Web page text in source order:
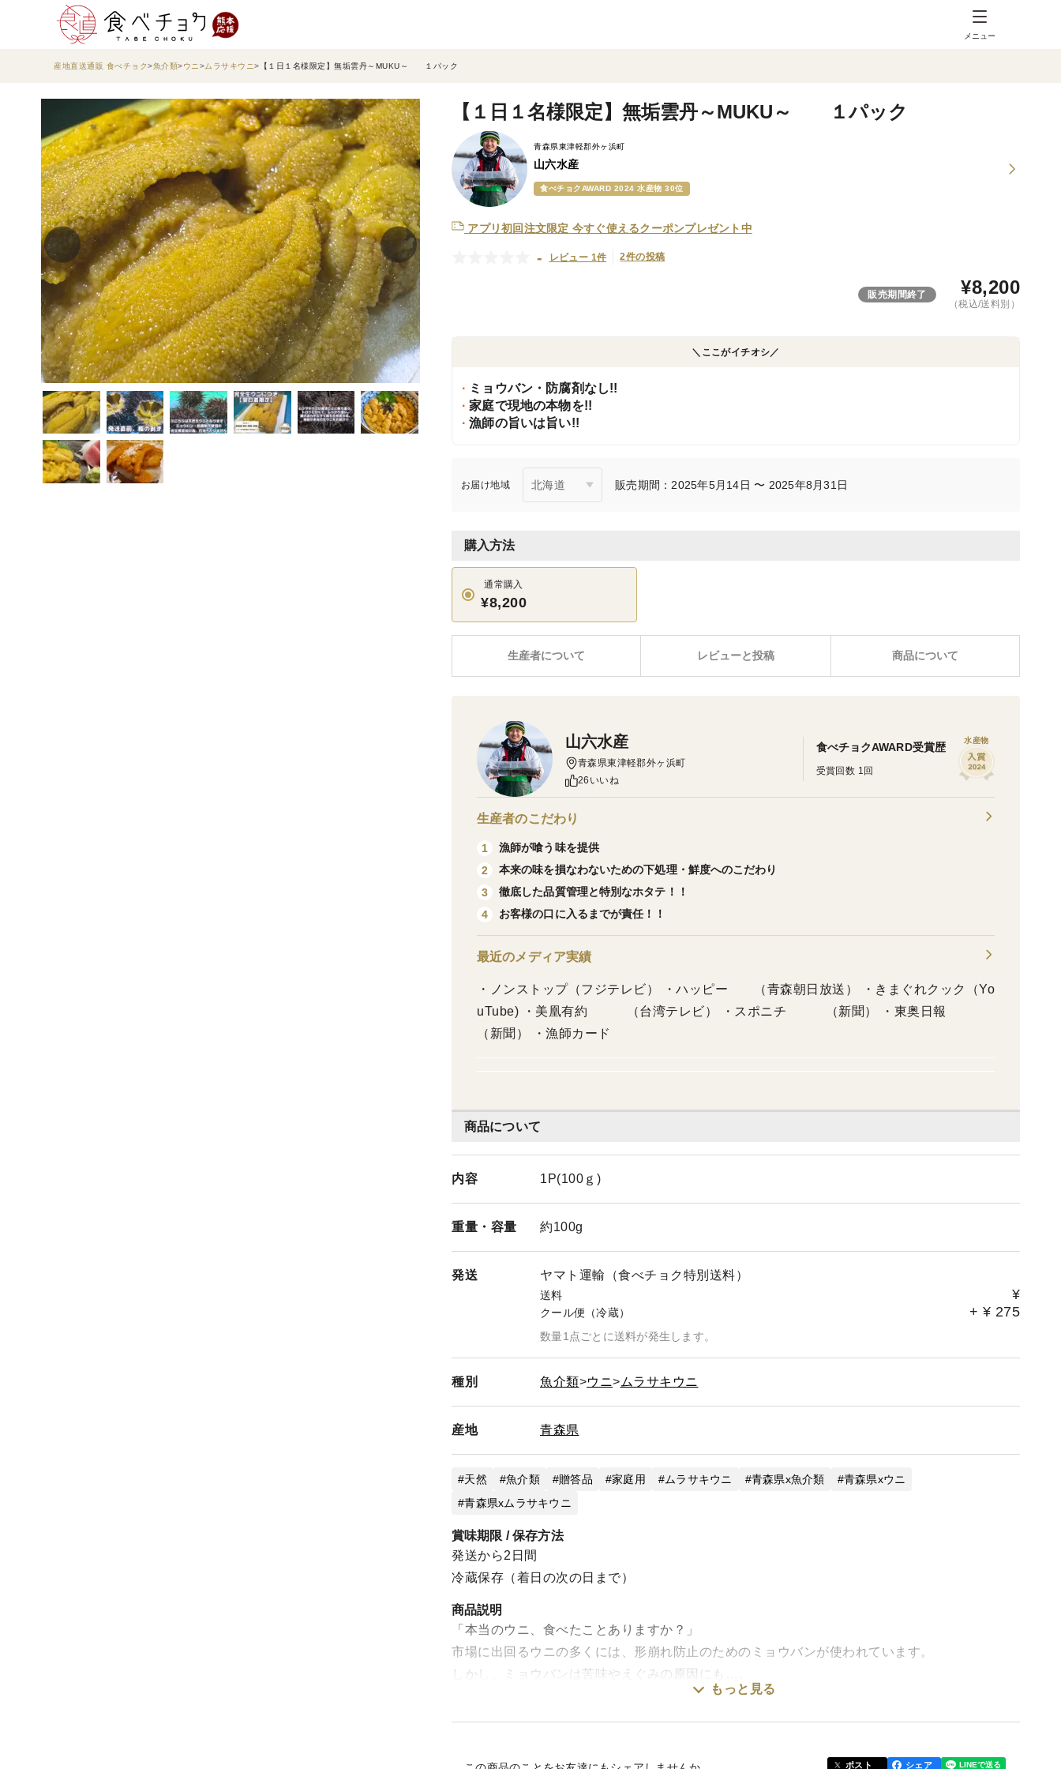
メニュー
産地直送通販 食べチョク 魚介類 ウニ ムラサキウニ 【１日１名様限定】無垢雲丹～MUKU～ １パック
【１日１名様限定】無垢雲丹～MUKU～ １パック
青森県東津軽郡外ヶ浜町
山六水産
食べチョクAWARD 2024 水産物 30位
アプリ初回注文限定 今すぐ使えるクーポンプレゼント中
- レビュー 1件 2件の投稿
販売期間終了 ¥8,200
（税込/送料別）
＼ここがイチオシ／
ミョウバン・防腐剤なし!!
家庭で現地の本物を!!
漁師の旨いは旨い!!
お届け地域 販売期間：2025年5月14日 〜 2025年8月31日
購入方法
通常購入
¥8,200
レビューと投稿 商品について
生産者について
商品について
内容 1P(100ｇ)
重量・ 容量 約100g
発送 ヤマト運輸（食べチョク特別送料）
送料 ¥
クール便（冷蔵） + ¥ 275
数量1点ごとに送料が発生します。
種別 魚介類 ウニ ムラサキウニ
産地 青森県
天然 魚介類 贈答品 家庭用 ムラサキウニ 青森県x魚介類
青森県xウニ
青森県xムラサキウニ
賞味期限 / 保存方法
発送から2日間
冷蔵保存（着日の次の日まで）
商品説明
「本当のウニ、食べたことありますか？」
市場に出回るウニの多くには、形崩れ防止のためのミョウバンが使われています。
しかし、ミョウバンは苦味やえぐみの原因にも…。
私たちが届けるのは、青森の漁師が自信をもって勧めるミョウバン・防腐剤一切不使用の純粋な
そのままご家庭にお届けします。
もっと見る
ポスト シェア
山六水産
青森県東津軽郡外ヶ浜町
26いいね
食べチョクAWARD受賞歴
受賞回数 1回
水産物
生産者のこだわり
1
漁師が喰う味を提供
2
本来の味を損なわないための下処理・鮮度へのこだわり
3
徹底した品質管理と特別なホタテ！！
4
お客様の口に入るまでが責任！！
最近のメディア実績
・ノンストップ（フジテレビ） ・ハッピー （青森朝日放送） ・きまぐれクック（Yo
uTube) ・美凰有約 （台湾テレビ） ・スポニチ （新聞） ・東奥日報
（新聞） ・漁師カード